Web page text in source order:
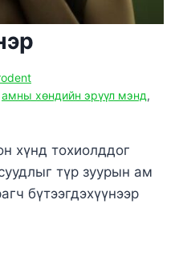
амны хөндийн эрүүл мэнд,
хүнд тохиолддог
түр зуурын ам
бүтээгдэхүүнээр